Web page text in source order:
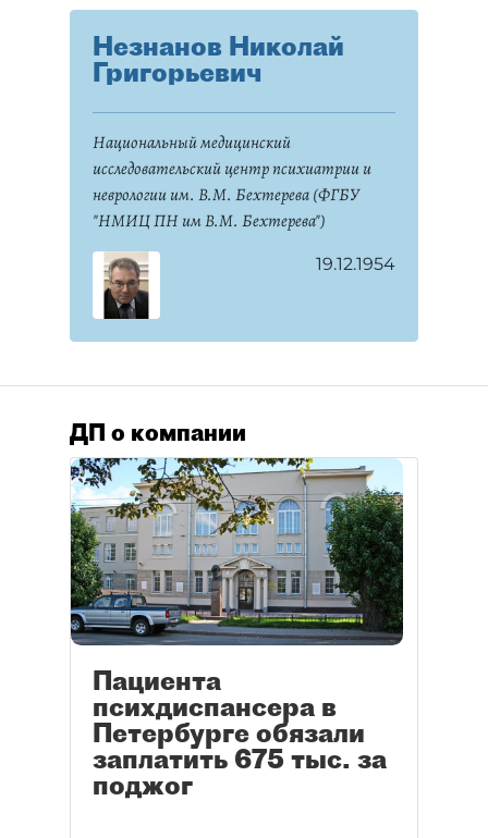
Незнанов Николай
Григорьевич
Национальный медицинский
исследовательский центр психиатрии и
неврологии им. В.М. Бехтерева (ФГБУ
"НМИЦ ПН им В.М. Бехтерева")
19.12.1954
ДП о компании
Пациента
психдиспансера в
Петербурге обязали
заплатить 675 тыс. за
поджог